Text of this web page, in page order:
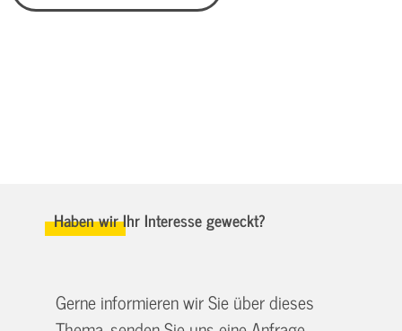
Haben wir Ihr Interesse geweckt?
Gerne informieren wir Sie über dieses